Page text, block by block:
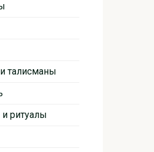
талисманы
ритуалы